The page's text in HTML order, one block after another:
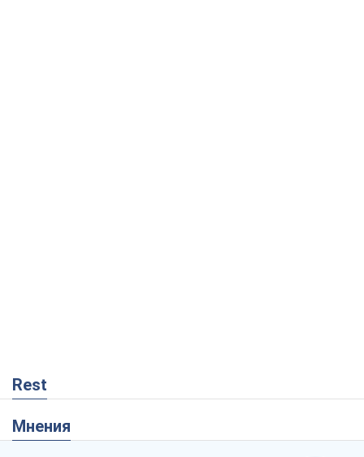
Rest
Мнения